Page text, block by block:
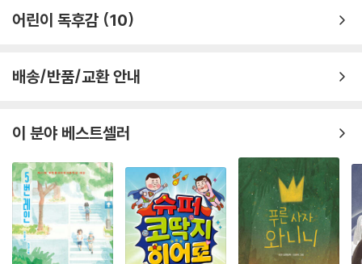
어린이 독후감 10
배송/반품/교환 안내
이 분야 베스트셀러